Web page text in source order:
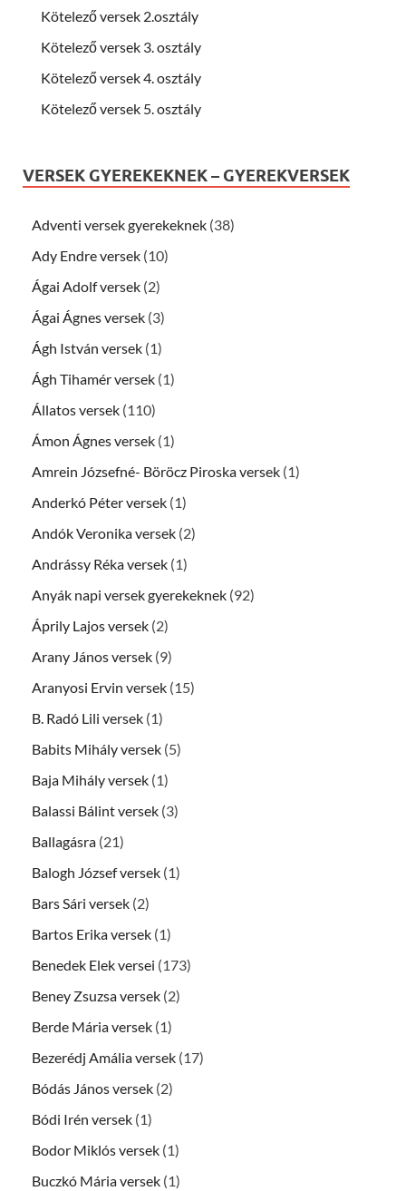
Kötelező versek 2.osztály
Kötelező versek 3. osztály
Kötelező versek 4. osztály
Kötelező versek 5. osztály
VERSEK GYEREKEKNEK – GYEREKVERSEK
Adventi versek gyerekeknek (38)
Ady Endre versek (10)
Ágai Adolf versek (2)
Ágai Ágnes versek (3)
Ágh István versek (1)
Ágh Tihamér versek (1)
Állatos versek (110)
Ámon Ágnes versek (1)
Amrein Józsefné- Böröcz Piroska versek (1)
Anderkó Péter versek (1)
Andók Veronika versek (2)
Andrássy Réka versek (1)
Anyák napi versek gyerekeknek (92)
Áprily Lajos versek (2)
Arany János versek (9)
Aranyosi Ervin versek (15)
B. Radó Lili versek (1)
Babits Mihály versek (5)
Baja Mihály versek (1)
Balassi Bálint versek (3)
Ballagásra (21)
Balogh József versek (1)
Bars Sári versek (2)
Bartos Erika versek (1)
Benedek Elek versei (173)
Beney Zsuzsa versek (2)
Berde Mária versek (1)
Bezerédj Amália versek (17)
Bódás János versek (2)
Bódi Irén versek (1)
Bodor Miklós versek (1)
Buczkó Mária versek (1)